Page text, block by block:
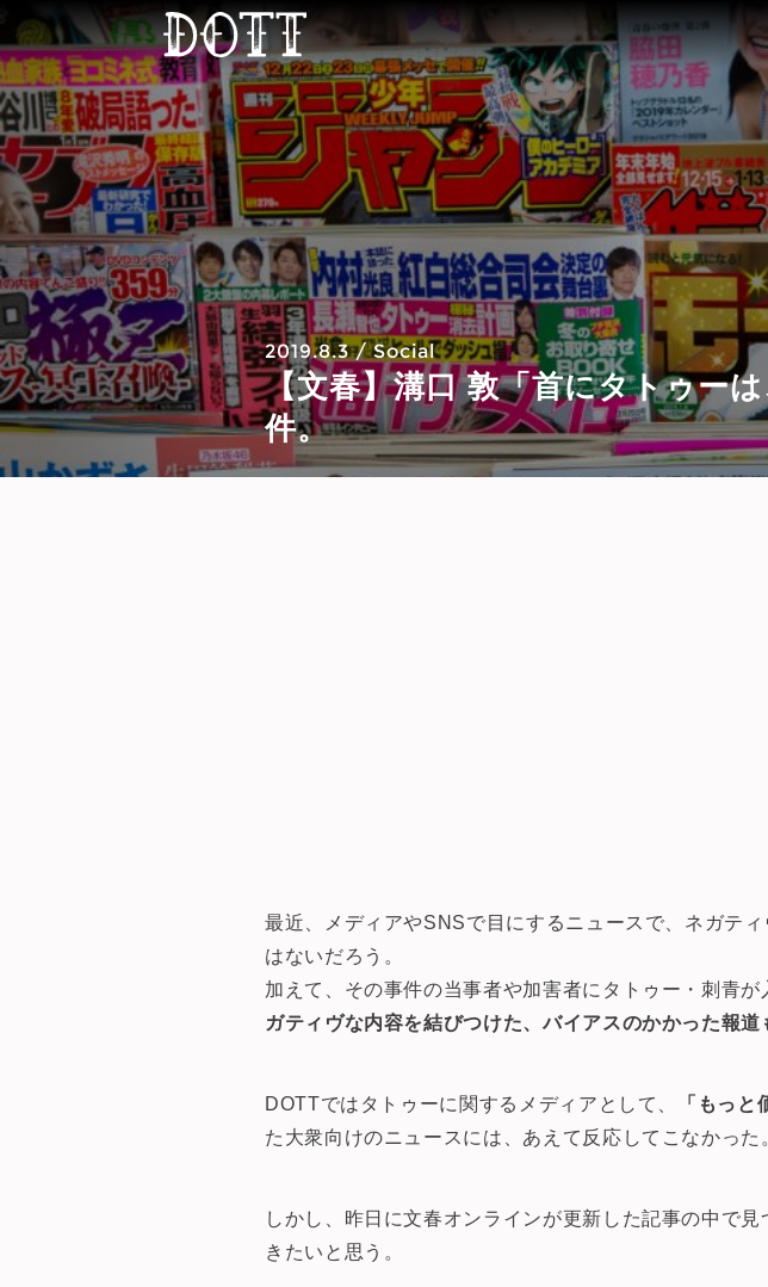
2019.8.3/Social
【文春】溝口 敦「首にタトゥー
件。
最近、メディアやSNSで目にするニュースで、ネガテ
はないだろう。
加えて、その事件の当事者や加害者にタトゥー・刺青が
ガティヴな内容を結びつけた、バイアスのかかった報道
DOTTではタトゥーに関するメディアとして、 「もっと
た大衆向けのニュースには、あえて反応してこなかった
しかし、昨日に文春オンラインが更新した記事の中で
きたいと思う。